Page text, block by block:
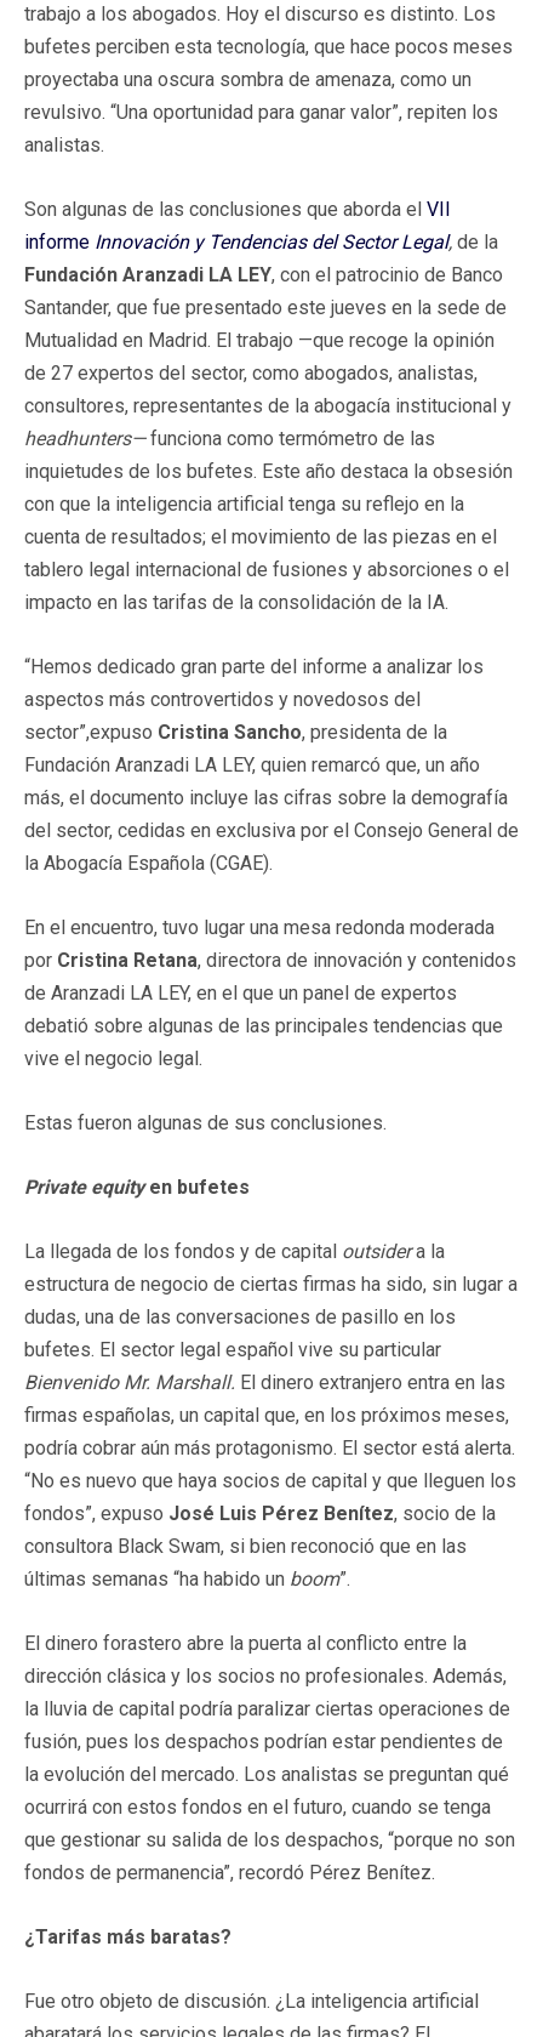
trabajo a los abogados. Hoy el discurso es distinto. Los
bufetes perciben esta tecnología, que hace pocos meses
proyectaba una oscura sombra de amenaza, como un
revulsivo. “Una oportunidad para ganar valor”, repiten los
analistas.
Son algunas de las conclusiones que aborda el VII
informe Innovación y Tendencias del Sector Legal, de la
Fundación Aranzadi LA LEY, con el patrocinio de Banco
Santander, que fue presentado este jueves en la sede de
Mutualidad en Madrid. El trabajo —que recoge la opinión
de 27 expertos del sector, como abogados, analistas,
consultores, representantes de la abogacía institucional y
headhunters—funciona como termómetro de las
inquietudes de los bufetes. Este año destaca la obsesión
con que la inteligencia artificial tenga su reflejo en la
cuenta de resultados; el movimiento de las piezas en el
tablero legal internacional de fusiones y absorciones o el
impacto en las tarifas de la consolidación de la IA.
“Hemos dedicado gran parte del informe a analizar los
aspectos más controvertidos y novedosos del
sector”,expuso Cristina Sancho, presidenta de la
Fundación Aranzadi LA LEY, quien remarcó que, un año
más, el documento incluye las cifras sobre la demografía
del sector, cedidas en exclusiva por el Consejo General de
la Abogacía Española (CGAE).
En el encuentro, tuvo lugar una mesa redonda moderada
por Cristina Retana, directora de innovación y contenidos
de Aranzadi LA LEY, en el que un panel de expertos
debatió sobre algunas de las principales tendencias que
vive el negocio legal.
Estas fueron algunas de sus conclusiones.
Private equity en bufetes
La llegada de los fondos y de capital outsidera la
estructura de negocio de ciertas firmas ha sido, sin lugar a
dudas, una de las conversaciones de pasillo en los
bufetes. El sector legal español vive su particular
Bienvenido Mr. Marshall. El dinero extranjero entra en las
firmas españolas, un capital que, en los próximos meses,
podría cobrar aún más protagonismo. El sector está alerta.
“No es nuevo que haya socios de capital y que lleguen los
fondos”, expuso José Luis Pérez Benítez, socio de la
consultora Black Swam, si bien reconoció que en las
últimas semanas “ha habido un boom”.
El dinero forastero abre la puerta al conflicto entre la
dirección clásica y los socios no profesionales. Además,
la lluvia de capital podría paralizar ciertas operaciones de
fusión, pues los despachos podrían estar pendientes de
la evolución del mercado. Los analistas se preguntan qué
ocurrirá con estos fondos en el futuro, cuando se tenga
que gestionar su salida de los despachos, “porque no son
fondos de permanencia”, recordó Pérez Benítez.
¿Tarifas más baratas?
Fue otro objeto de discusión. ¿La inteligencia artificial